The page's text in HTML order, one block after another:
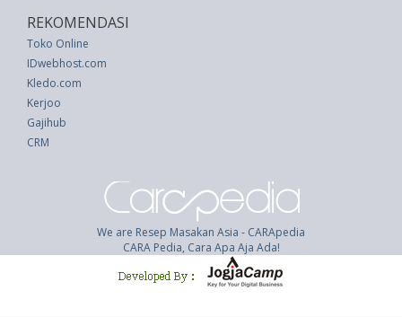
REKOMENDASI
Toko Online
IDwebhost.com
Kledo.com
Kerjoo
Gajihub
CRM
We are Resep Masakan Asia - CARApedia
CARA Pedia, Cara Apa Aja Ada!